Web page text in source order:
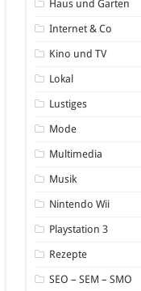
Haus und Garten
Internet & Co
Kino und TV
Lokal
Lustiges
Mode
Multimedia
Musik
Nintendo Wii
Playstation 3
Rezepte
SEO – SEM – SMO